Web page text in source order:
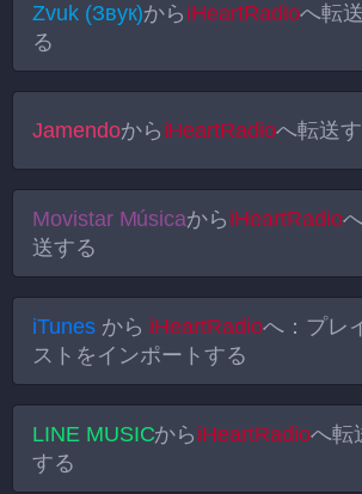
Zvuk (Звук)から iHeartRadioへ転
る
Jamendoから iHeartRadioへ転送
Movistar Músicaから iHeartRadio
送する
iTunesから iHeartRadioへ：プレ
ストをインポートする
LINE MUSICから iHeartRadioへ転
する